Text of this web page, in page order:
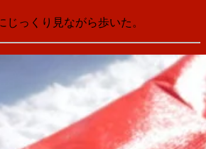
じっくり見ながら歩いた。